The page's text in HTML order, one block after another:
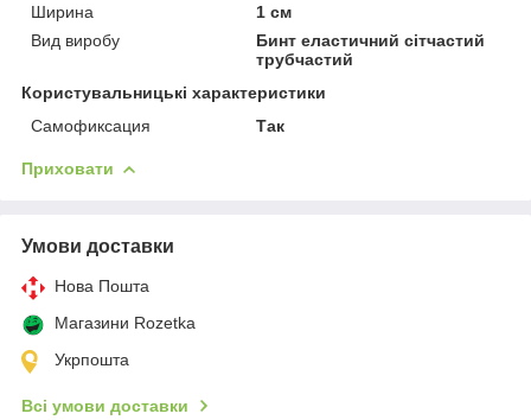
Ширина
1 см
Вид виробу
Бинт еластичний сітчастий
трубчастий
Користувальницькі характеристики
Самофиксация
Так
Приховати
Умови доставки
Нова Пошта
Магазини Rozetka
Укрпошта
Всі умови доставки